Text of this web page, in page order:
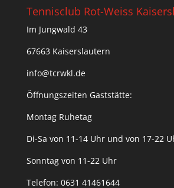
Tennisclub Rot-Weiss
Im Jungwald 43
67663 Kaiserslautern
info@tcrwkl.de
Öffnungszeiten Gaststätte:
Montag Ruhetag
Di-Sa von 11-14 Uhr und von 17-22
Sonntag von 11-22 Uhr
Telefon: 0631 41461644